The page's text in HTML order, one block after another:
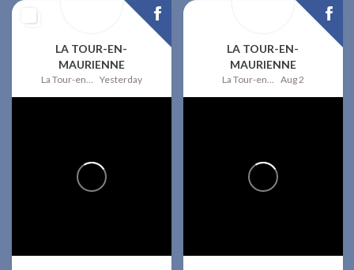
LA TOUR-EN-
MAURIENNE
La Tour-en-Maurienne Yesterday
LA TOUR-EN-
MAURIENNE
La Tour-en-Maurienne Aug 2